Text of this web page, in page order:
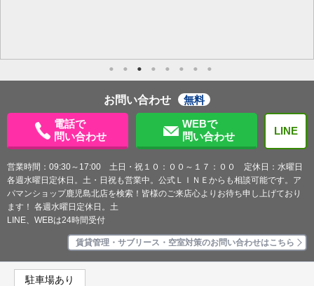
お問い合わせ
無料
電話で
問い合わせ
WEBで
問い合わせ
LINE
営業時間：09:30～17:00 土日・祝１０：００～１７：００ 定休日：水曜日
各週水曜日定休日。土・日祝も営業中。公式ＬＩＮＥからも相談可能です。ア
パマンショップ鹿児島北店を検索！皆様のご来店心よりお待ち申し上げており
ます！ 各週水曜日定休日。土
LINE、WEBは24時間受付
賃貸管理・サブリース・空室対策のお問い合わせはこちら
駐車場あり